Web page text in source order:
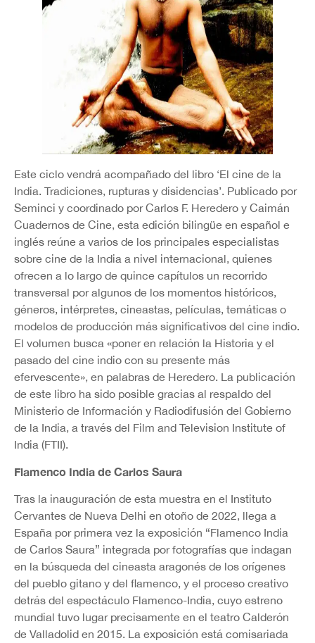
Este ciclo vendrá acompañado del libro ‘El cine de la
India. Tradiciones, rupturas y disidencias’. Publicado por
Seminci y coordinado por Carlos F. Heredero y Caimán
Cuadernos de Cine, esta edición bilingüe en español e
inglés reúne a varios de los principales especialistas
sobre cine de la India a nivel internacional, quienes
ofrecen a lo largo de quince capítulos un recorrido
transversal por algunos de los momentos históricos,
géneros, intérpretes, cineastas, películas, temáticas o
modelos de producción más significativos del cine indio.
El volumen busca «poner en relación la Historia y el
pasado del cine indio con su presente más
efervescente», en palabras de Heredero. La publicación
de este libro ha sido posible gracias al respaldo del
Ministerio de Información y Radiodifusión del Gobierno
de la India, a través del Film and Television Institute of
India (FTII).
Flamenco India de Carlos Saura
Tras la inauguración de esta muestra en el Instituto
Cervantes de Nueva Delhi en otoño de 2022, llega a
España por primera vez la exposición “Flamenco India
de Carlos Saura” integrada por fotografías que indagan
en la búsqueda del cineasta aragonés de los orígenes
del pueblo gitano y del flamenco, y el proceso creativo
detrás del espectáculo Flamenco-India, cuyo estreno
mundial tuvo lugar precisamente en el teatro Calderón
de Valladolid en 2015. La exposición está comisariada